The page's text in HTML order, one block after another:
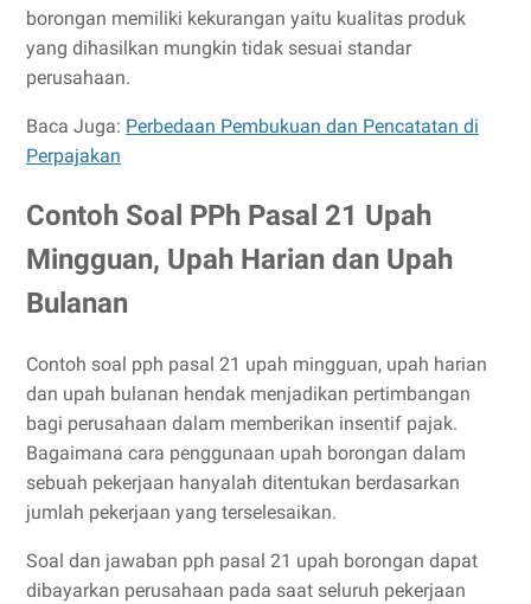
borongan memiliki kekurangan yaitu kualitas produk
yang dihasilkan mungkin tidak sesuai standar
perusahaan.
Baca Juga: Perbedaan Pembukuan dan Pencatatan di
Perpajakan
Contoh Soal PPh Pasal 21 Upah
Mingguan, Upah Harian dan Upah
Bulanan
Contoh soal pph pasal 21 upah mingguan, upah harian
dan upah bulanan hendak menjadikan pertimbangan
bagi perusahaan dalam memberikan insentif pajak.
Bagaimana cara penggunaan upah borongan dalam
sebuah pekerjaan hanyalah ditentukan berdasarkan
jumlah pekerjaan yang terselesaikan.
Soal dan jawaban pph pasal 21 upah borongan dapat
dibayarkan perusahaan pada saat seluruh pekerjaan